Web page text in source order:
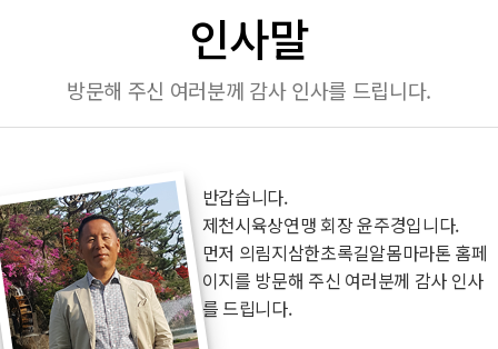
인사말
방문해 주신 여러분께 감사 인사를 드립니다.
반갑습니다.
제천시육상연맹 회장 윤주경입니다.
먼저 의림지삼한초록길알몸마라톤 홈페
이지를 방문해 주신 여러분께 감사 인사
를 드립니다.